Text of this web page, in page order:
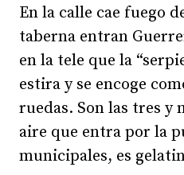
En la calle cae fuego
taberna entran
en la tele que la
estira y se encoge
ruedas. Son las tres y
aire que entra por la
municipales, es